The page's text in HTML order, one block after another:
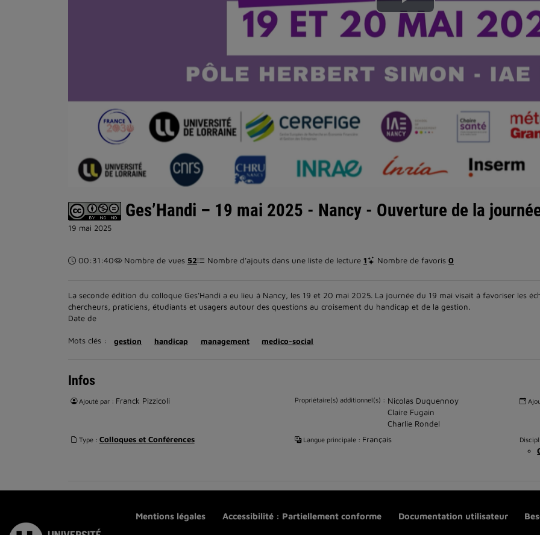
Lire
la
vidéo
Ges’Handi – 19 mai 2025 - Nancy - Ouverture de la
19 mai 2025
Durée :
00:31:40 Nombre de vues 52 Nombre d’ajouts dans une liste de lecture 1 Nombre de favoris 0
La seconde édition du colloque Ges’Handi a eu lieu à Nancy, les 19 et 20 mai 2025. La journée du 19 mai visait à favoriser les
chercheurs, praticiens, étudiants et usagers autour des questions au croisement du handicap et de la gestion.
Date de
Mots clés : gestion handicap management medico-social
Infos
Ajouté par : Franck Pizzicoli Propriétaire(s) additionnel(s) : Nicolas Duquennoy
Claire Fugain
Charlie Rondel
Type : Colloques et Conférences Langue principale : Français
Mentions légales Accessibilité : Partiellement conforme Documentation utilisateur